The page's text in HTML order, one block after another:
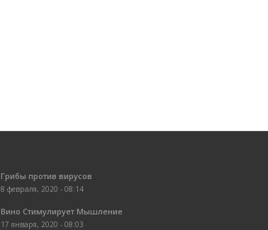
Грибы против вирусов
8 февраля, 2020 - 08:14
Вино Стимулирует Мышление
17 января, 2020 - 08:03